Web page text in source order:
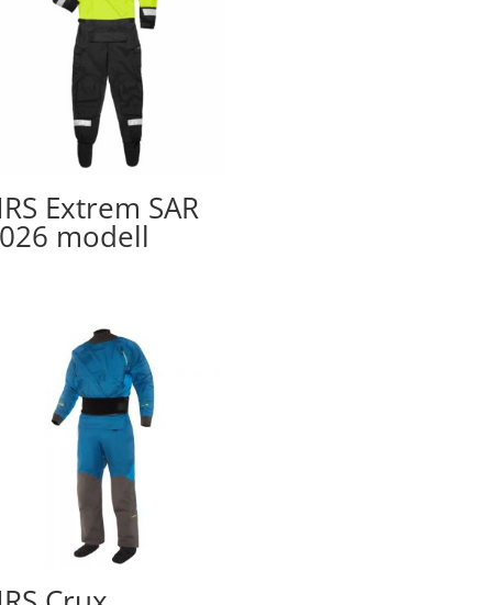
Extrem SAR
modell